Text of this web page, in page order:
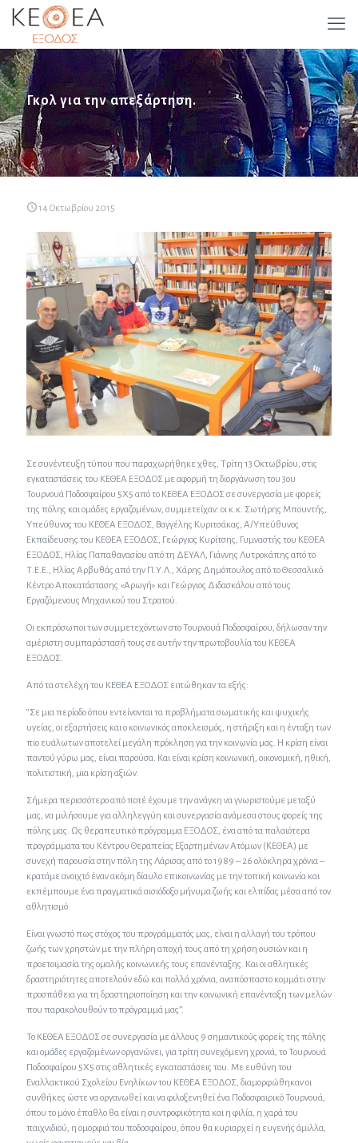
Γκολ για την απεξάρτηση.
14 Οκτωβρίου 2015
Σε συνέντευξη τύπου που παραχωρήθηκε χθες, Τρίτη 13 Οκτωβρίου, στις
εγκαταστάσεις του ΚΕΘΕΑ ΕΞΟΔΟΣ με αφορμή τη διοργάνωση του 3ου
Τουρνουά Ποδοσφαίρου 5Χ5 από το ΚΕΘΕΑ ΕΞΟΔΟΣ σε συνεργασία με φορείς
της πόλης και ομάδες εργαζομένων, συμμετείχαν: οι κ.κ. Σωτήρης Μπουντής,
Υπεύθυνος του ΚΕΘΕΑ ΕΞΟΔΟΣ, Βαγγέλης Κυριτσάκας, Α/Υπεύθυνος
Εκπαίδευσης του ΚΕΘΕΑ ΕΞΟΔΟΣ, Γεώργιος Κυρίτσης, Γυμναστής του ΚΕΘΕΑ
ΕΞΟΔΟΣ, Ηλίας Παπαθανασίου από τη ΔΕΥΑΛ, Γιάννης Λυτροκάπης από το
Τ.Ε.Ε., Ηλίας Αρβυθάς από την Π.Υ.Λ., Χάρης Δημόπουλος από το Θεσσαλικό
Κέντρο Αποκατάστασης «Αρωγή» και Γεώργιος Διδασκάλου από τους
Εργαζόμενους Μηχανικού του Στρατού.
Οι εκπρόσωποι των συμμετεχόντων στο Τουρνουά Ποδοσφαίρου, δήλωσαν την
αμέριστη συμπαράστασή τους σε αυτήν την πρωτοβουλία του ΚΕΘΕΑ
ΕΞΟΔΟΣ.
Από τα στελέχη του ΚΕΘΕΑ ΕΞΟΔΟΣ ειπώθηκαν τα εξής:
“Σε μια περίοδο όπου εντείνονται τα προβλήματα σωματικής και ψυχικής
υγείας, οι εξαρτήσεις και ο κοινωνικός αποκλεισμός, η στήριξη και η ένταξη των
πιο ευάλωτων αποτελεί μεγάλη πρόκληση για την κοινωνία μας. Η κρίση είναι
παντού γύρω μας, είναι παρούσα. Και είναι κρίση κοινωνική, οικονομική, ηθική,
πολιτιστική, μια κρίση αξιών.
Σήμερα περισσότερο από ποτέ έχουμε την ανάγκη να γνωριστούμε μεταξύ
μας, να μιλήσουμε για αλληλεγγύη και συνεργασία ανάμεσα στους φορείς της
πόλης μας. Ως θεραπευτικό πρόγραμμα ΕΞΟΔΟΣ, ένα από τα παλαιότερα
προγράμματα του Κέντρου Θεραπείας Εξαρτημένων Ατόμων (ΚΕΘΕΑ) με
συνεχή παρουσία στην πόλη της Λάρισας από το 1989 – 26 ολόκληρα χρόνια –
κρατάμε ανοιχτό έναν ακόμη δίαυλο επικοινωνίας με την τοπική κοινωνία και
εκπέμπουμε ένα πραγματικά αισιόδοξο μήνυμα ζωής και ελπίδας μέσα από τον
αθλητισμό.
Είναι γνωστό πως στόχος του προγράμματός μας, είναι η αλλαγή του τρόπου
ζωής των χρηστών με την πλήρη αποχή τους από τη χρήση ουσιών και η
προετοιμασία της ομαλής κοινωνικής τους επανένταξης. Και οι αθλητικές
δραστηριότητες αποτελούν εδώ και πολλά χρόνια, αναπόσπαστο κομμάτι στην
προσπάθεια για τη δραστηριοποίηση και την κοινωνική επανένταξη των μελών
που παρακολουθούν το πρόγραμμά μας”.
Το ΚΕΘΕΑ ΕΞΟΔΟΣ σε συνεργασία με άλλους 9 σημαντικούς φορείς της πόλης
και ομάδες εργαζομένων οργανώνει, για τρίτη συνεχόμενη χρονιά, το Τουρνουά
Ποδοσφαίρου 5Χ5 στις αθλητικές εγκαταστάσεις του. Με ευθύνη του
Εναλλακτικού Σχολείου Ενηλίκων του ΚΕΘΕΑ ΕΞΟΔΟΣ, διαμορφώθηκαν οι
συνθήκες ώστε να οργανωθεί και να φιλοξενηθεί ένα Ποδοσφαιρικό Τουρνουά,
όπου το μόνο έπαθλο θα είναι η συντροφικότητα και η φιλία, η χαρά του
παιχνιδιού, η ομορφιά του ποδοσφαίρου, όπου θα κυριαρχεί η ευγενής άμιλλα,